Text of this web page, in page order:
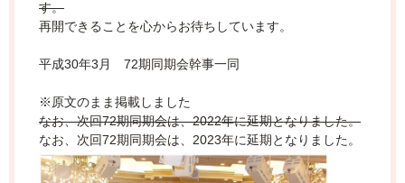
す。
再開できることを心からお待ちしています。
平成30年3月 72期同期会幹事一同
※原文のまま掲載しました
なお、次回72期同期会は、2022年に延期となりました。
なお、次回72期同期会は、2023年に延期となりました。